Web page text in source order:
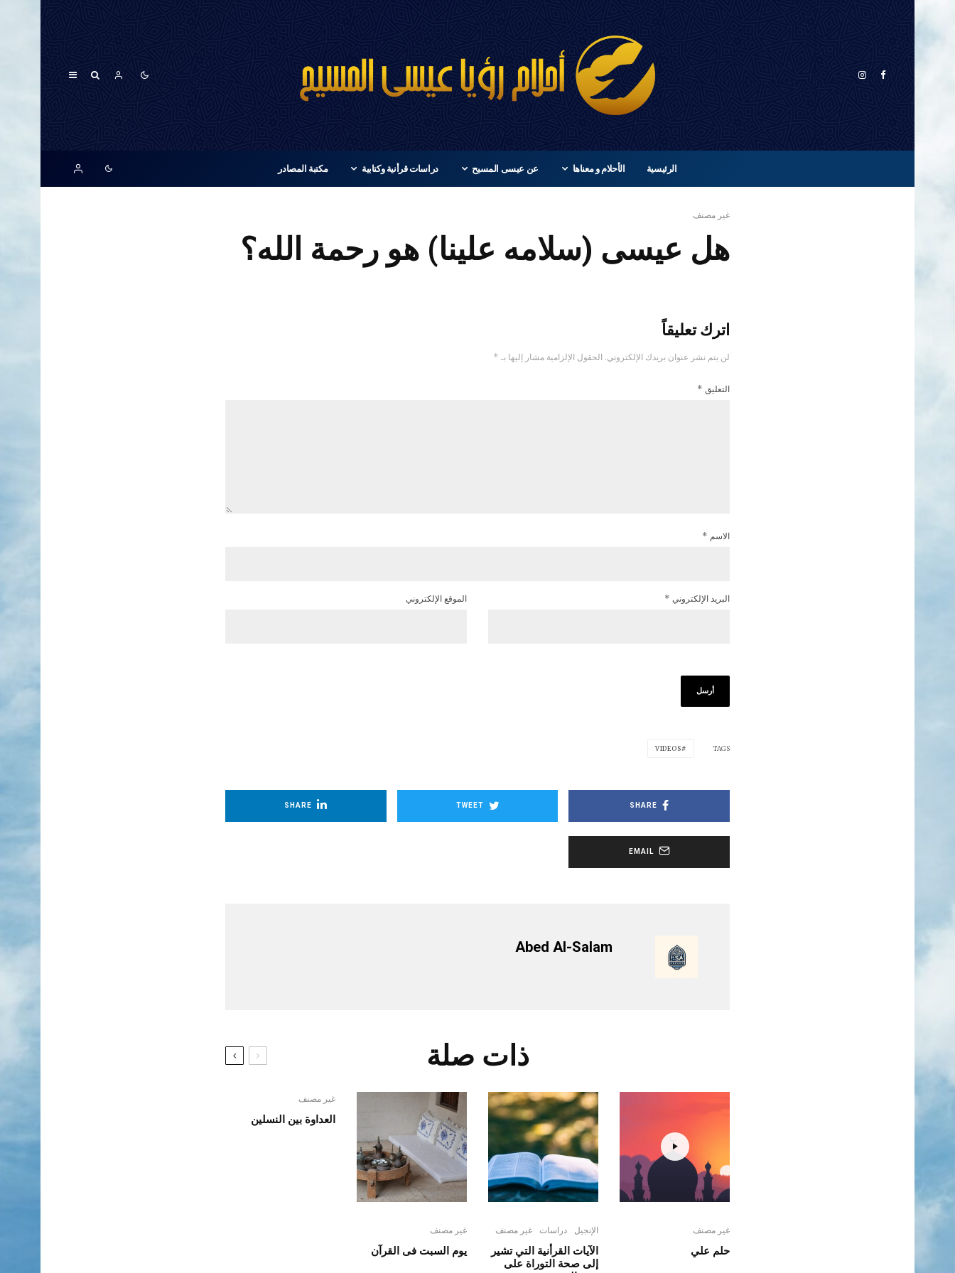
الرئيسية الأحلام و معناها عن عيسى المسيح دراسات قرأنية وكتابية مكتبة المصادر
غير مصنف
هل عيسى (سلامه علينا) هو رحمة الله؟
اترك تعليقاً
لن يتم نشر عنوان بريدك الإلكتروني. الحقول الإلزامية مشار إليها بـ *
التعليق *
الاسم *
البريد الإلكتروني * الموقع الإلكتروني
TAGS
VIDEOS
SHARE
TWEET
SHARE
EMAIL
Abed Al-Salam
ذات صلة
غير مصنف
حلم علي
الإنجيل دراسات غير مصنف
الآيات القرأنية التي تشير
إلى صحة التوراة على
غير مصنف
يوم السبت فى القرآن
غير مصنف
العداوة بين النسلين